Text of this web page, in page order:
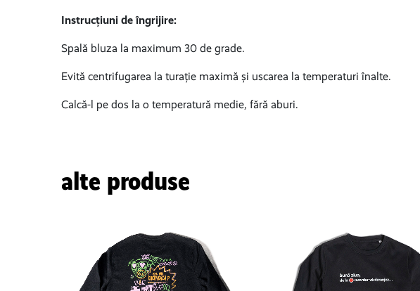
Instrucțiuni de îngrijire:
Spală bluza la maximum 30 de grade.
Evită centrifugarea la turație maximă și uscarea la temperaturi înalte.
Calcă-l pe dos la o temperatură medie, fără aburi.
alte produse